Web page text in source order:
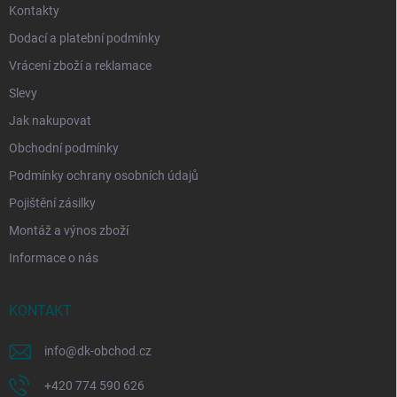
Kontakty
Dodací a platební podmínky
Vrácení zboží a reklamace
Slevy
Jak nakupovat
Obchodní podmínky
Podmínky ochrany osobních údajů
Pojištění zásilky
Montáž a výnos zboží
Informace o nás
KONTAKT
info@dk-obchod.cz
+420 774 590 626